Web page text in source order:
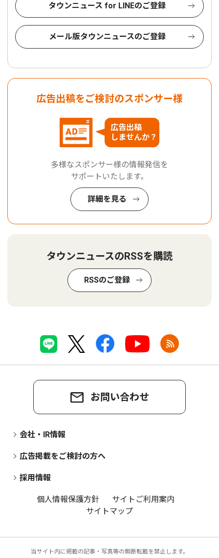
タウンニュース for LINEのご登録
メール版タウンニュースのご登録
広告出稿をご検討のスポンサー様
広告出稿
しませんか？
多様なスポンサー様の情報発信を
サポートいたします。
詳細を見る
タウンニュースのRSSを購読
RSSのご登録
お問い合わせ
会社・IR情報
広告掲載をご検討の方へ
採用情報
個人情報保護方針
サイトご利用案内
サイトマップ
当サイト内に掲載の記事・写真等の無断転載を禁止します。